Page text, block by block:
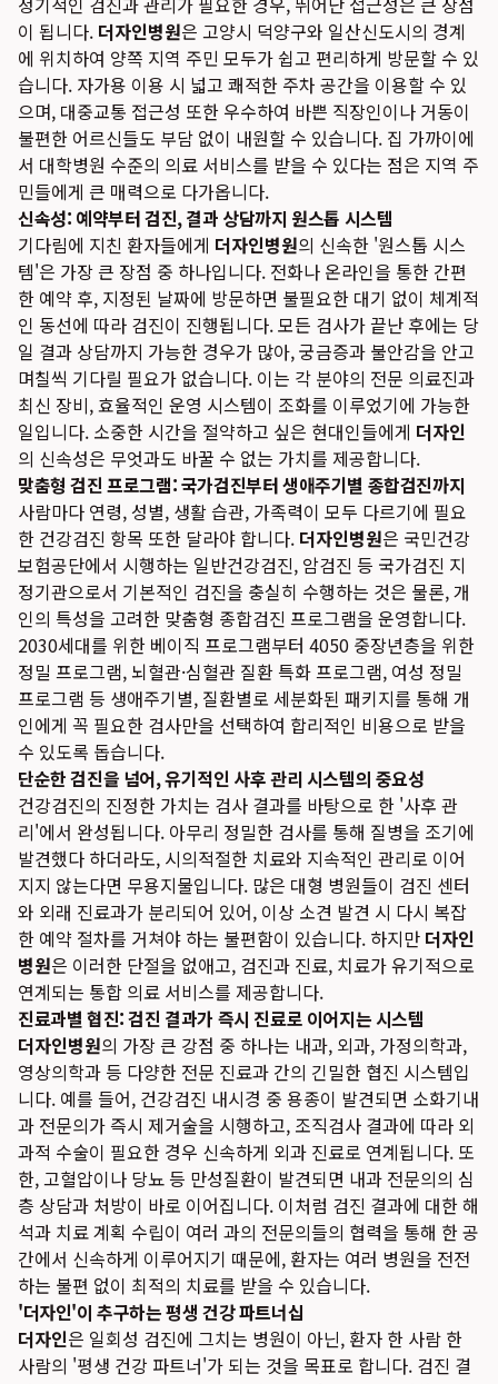
이 됩니다. 더자인병원은 고양시 덕양구와 일산신도시의 경계
에 위치하여 양쪽 지역 주민 모두가 쉽고 편리하게 방문할 수 있
습니다. 자가용 이용 시 넓고 쾌적한 주차 공간을 이용할 수 있
으며, 대중교통 접근성 또한 우수하여 바쁜 직장인이나 거동이
불편한 어르신들도 부담 없이 내원할 수 있습니다. 집 가까이에
서 대학병원 수준의 의료 서비스를 받을 수 있다는 점은 지역 주
민들에게 큰 매력으로 다가옵니다.
신속성: 예약부터 검진, 결과 상담까지 원스톱 시스템
기다림에 지친 환자들에게 더자인병원의 신속한 '원스톱 시스
템'은 가장 큰 장점 중 하나입니다. 전화나 온라인을 통한 간편
한 예약 후, 지정된 날짜에 방문하면 불필요한 대기 없이 체계적
인 동선에 따라 검진이 진행됩니다. 모든 검사가 끝난 후에는 당
일 결과 상담까지 가능한 경우가 많아, 궁금증과 불안감을 안고
며칠씩 기다릴 필요가 없습니다. 이는 각 분야의 전문 의료진과
최신 장비, 효율적인 운영 시스템이 조화를 이루었기에 가능한
일입니다. 소중한 시간을 절약하고 싶은 현대인들에게 더자인
의 신속성은 무엇과도 바꿀 수 없는 가치를 제공합니다.
맞춤형 검진 프로그램: 국가검진부터 생애주기별 종합검진까지
사람마다 연령, 성별, 생활 습관, 가족력이 모두 다르기에 필요
한 건강검진 항목 또한 달라야 합니다. 더자인병원은 국민건강
보험공단에서 시행하는 일반건강검진, 암검진 등 국가검진 지
정기관으로서 기본적인 검진을 충실히 수행하는 것은 물론, 개
인의 특성을 고려한 맞춤형 종합검진 프로그램을 운영합니다.
2030세대를 위한 베이직 프로그램부터 4050 중장년층을 위한
정밀 프로그램, 뇌혈관·심혈관 질환 특화 프로그램, 여성 정밀
프로그램 등 생애주기별, 질환별로 세분화된 패키지를 통해 개
인에게 꼭 필요한 검사만을 선택하여 합리적인 비용으로 받을
수 있도록 돕습니다.
단순한 검진을 넘어, 유기적인 사후 관리 시스템의 중요성
건강검진의 진정한 가치는 검사 결과를 바탕으로 한 '사후 관
리'에서 완성됩니다. 아무리 정밀한 검사를 통해 질병을 조기에
발견했다 하더라도, 시의적절한 치료와 지속적인 관리로 이어
지지 않는다면 무용지물입니다. 많은 대형 병원들이 검진 센터
와 외래 진료과가 분리되어 있어, 이상 소견 발견 시 다시 복잡
한 예약 절차를 거쳐야 하는 불편함이 있습니다. 하지만 더자인
병원은 이러한 단절을 없애고, 검진과 진료, 치료가 유기적으로
연계되는 통합 의료 서비스를 제공합니다.
진료과별 협진: 검진 결과가 즉시 진료로 이어지는 시스템
더자인병원의 가장 큰 강점 중 하나는 내과, 외과, 가정의학과,
영상의학과 등 다양한 전문 진료과 간의 긴밀한 협진 시스템입
니다. 예를 들어, 건강검진 내시경 중 용종이 발견되면 소화기내
과 전문의가 즉시 제거술을 시행하고, 조직검사 결과에 따라 외
과적 수술이 필요한 경우 신속하게 외과 진료로 연계됩니다. 또
한, 고혈압이나 당뇨 등 만성질환이 발견되면 내과 전문의의 심
층 상담과 처방이 바로 이어집니다. 이처럼 검진 결과에 대한 해
석과 치료 계획 수립이 여러 과의 전문의들의 협력을 통해 한 공
간에서 신속하게 이루어지기 때문에, 환자는 여러 병원을 전전
하는 불편 없이 최적의 치료를 받을 수 있습니다.
'더자인'이 추구하는 평생 건강 파트너십
더자인은 일회성 검진에 그치는 병원이 아닌, 환자 한 사람 한
사람의 '평생 건강 파트너'가 되는 것을 목표로 합니다. 검진 결